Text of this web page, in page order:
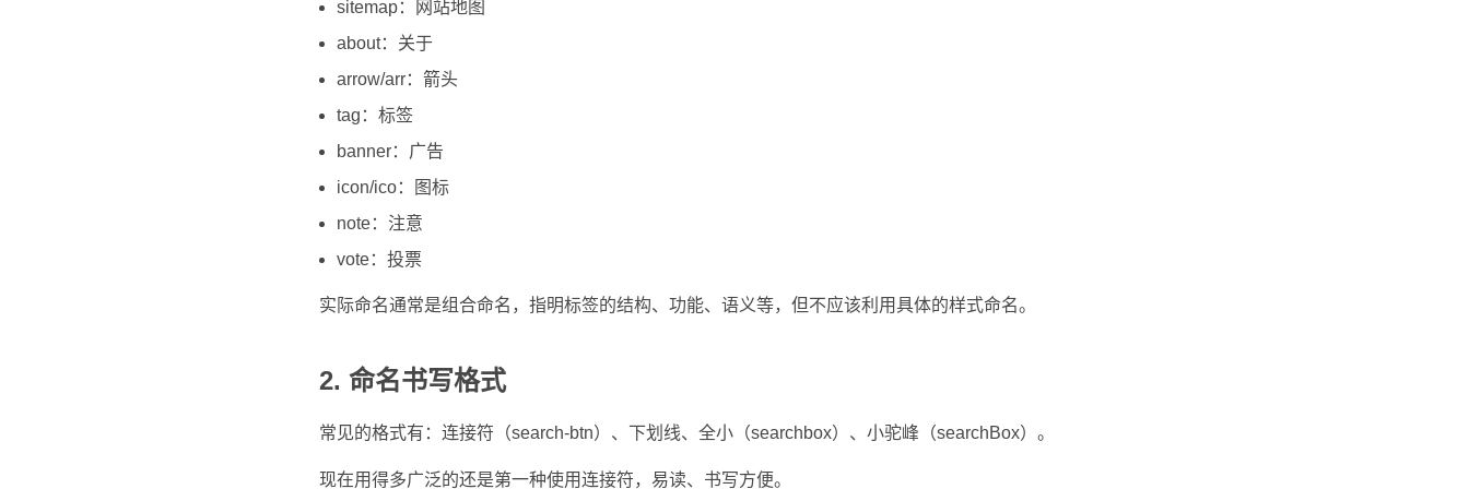
sitemap：网站地图
about：关于
arrow/arr：箭头
tag：标签
banner：广告
icon/ico：图标
note：注意
vote：投票
实际命名通常是组合命名，指明标签的结构、功能、语义等，但不应该利用具体的样式命名。
2. 命名书写格式
常见的格式有：连接符（search-btn）、下划线、全小（searchbox）、小驼峰（searchBox）。
现在用得多广泛的还是第一种使用连接符，易读、书写方便。